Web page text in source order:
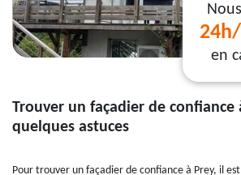
en
Trouver un façadier de confiance
quelques astuces
Pour trouver un façadier de confiance à Prey, il